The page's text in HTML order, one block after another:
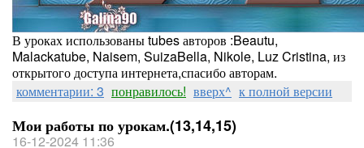
В уроках использованы tubes авторов :Beautu,
Malackatube, Naisem, SuizaBella, Nikole, Luz Cristina, из
открытого доступа интернета,спасибо авторам.
комментарии: 3 понравилось! вверх^ к полной версии
Мои работы по урокам.(13,14,15)
16-12-2024 11:36